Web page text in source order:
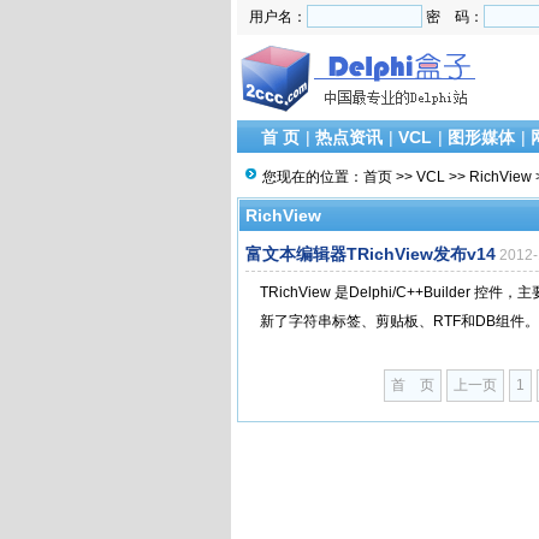
用户名： 密 码：
首 页 | 热点资讯 | VCL | 图形媒体 |
您现在的位置： 首页 >> VCL >> RichView
RichView
富文本编辑器TRichView发布v14
TRichView 是Delphi/C++Builder 控件，主
新了字符串标签、剪贴板、RTF和DB组件
首 页 上一页 1